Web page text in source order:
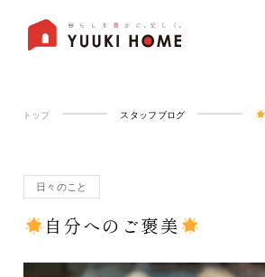
トップ スタッフブログ
日々のこと
自分へのご褒美